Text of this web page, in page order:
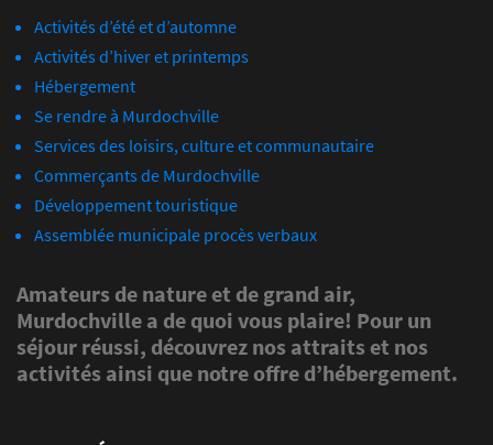
Activités d’été et d’automne
Activités d’hiver et printemps
Hébergement
Se rendre à Murdochville
Services des loisirs, culture et communautaire
Commerçants de Murdochville
Développement touristique
Assemblée municipale procès verbaux
Amateurs de nature et de grand air,
Murdochville a de quoi vous plaire! Pour un
séjour réussi, découvrez nos attraits et nos
activités ainsi que notre offre d’hébergement.